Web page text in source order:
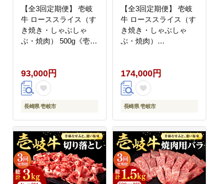
【全3回定期便】 壱岐
牛 ローススライス（す
き焼き・しゃぶしゃ
ぶ・焼肉） 500g《壱岐
ライス [JFE019] 93000
93000円
93,000円
長崎県 壱岐市
【全3回定期便】 壱岐
牛 ローススライス（す
き焼き・しゃぶしゃ
ぶ・焼肉）
イチヤマ】 肉 牛肉 ロ
ース スライス [JFE020]
200000 200000円 20万
円
174,000円
長崎県 壱岐市